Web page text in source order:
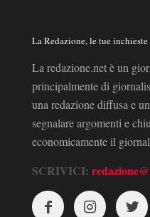
La Redazione, le tue inchieste
La redazione.net è un
principalmente di
una redazione diffusa e
segnalare argomenti e
economicamente il
SCRIVICI: